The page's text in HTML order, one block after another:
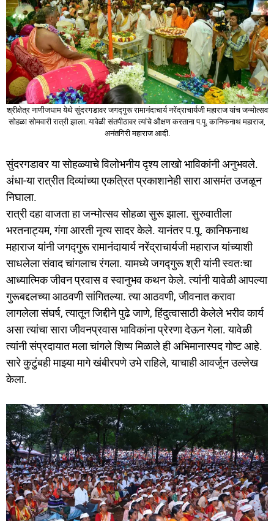
श्रीक्षेत्र नाणीजधाम येथे सुंदरगडावर जगद्गुरू रामानंदाचार्य नरेंद्राचार्यजी महाराज यांच जन्मोत्सव
सोहळा सोमवारी रात्री झाला. यावेळी संतपीठावर त्यांचे औक्षण करताना प.पू. कानिफनाथ महाराज,
अनंतगिरी महाराज आदी.
सुंदरगडावर या सोहळ्याचे विलोभनीय दृश्य लाखो भाविकांनी अनुभवले.
अंधा-या रात्रीत दिव्यांच्या एकत्रित प्रकाशानेही सारा आसमंत उजळून
निघाला.
रात्री दहा वाजता हा जन्मोत्सव सोहळा सुरू झाला. सुरुवातीला
भरतनाट्यम, गंगा आरती नृत्य सादर केले. यानंतर प.पू. कानिफनाथ
महाराज यांनी जगद्गुरू रामानंदायार्य नरेंद्राचार्यजी महाराज यांच्याशी
साधलेला संवाद चांगलाच रंगला. यामध्ये जगद्गुरू श्री यांनी स्वतःचा
आध्यात्मिक जीवन प्रवास व स्वानुभव कथन केले. त्यांनी यावेळी आपल्या
गुरूबद्दलच्या आठवणी सांगितल्या. त्या आठवणी, जीवनात करावा
लागलेला संघर्ष, त्यातून जिद्दीने पुढे जाणे, हिंदुत्वासाठी केलेले भरीव कार्य
असा त्यांचा सारा जीवनप्रवास भाविकांना प्रेरणा देऊन गेला. यावेळी
त्यांनी संप्रदायात मला चांगले शिष्य मिळाले ही अभिमानास्पद गोष्ट आहे.
सारे कुटुंबही माझ्या मागे खंबीरपणे उभे राहिले, याचाही आवर्जून उल्लेख
केला.